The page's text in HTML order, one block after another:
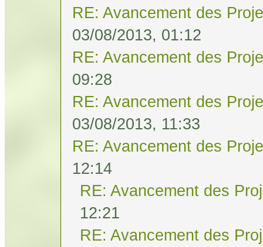
RE: Avancement des
03/08/2013, 01:12
RE: Avancement des
09:28
RE: Avancement des
03/08/2013, 11:33
RE: Avancement des
12:14
RE: Avancement des
12:21
RE: Avancement des